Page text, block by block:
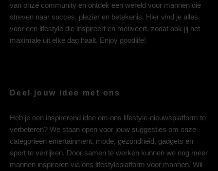
van onze community en ontdek een wereld voor mannen die
streven naar succes, plezier en betekenis. Hier vind je alles
voor een lifestyle die inspireert en motiveert, zodat ook jij het
maximale uit elke dag haalt. Enjoy goodlife!
Deel jouw idee met ons
Heb je een inspirerend idee om ons lifestyle-nieuwsplatform te
verbeteren? We staan open voor jouw suggesties om onze
categorieën entertainment, mode, gezondheid, gadgets en
sport te verrijken. Door samen te werken kunnen we nog meer
mannen inspireren via ons lifestyleplatform voor mannen. Wil